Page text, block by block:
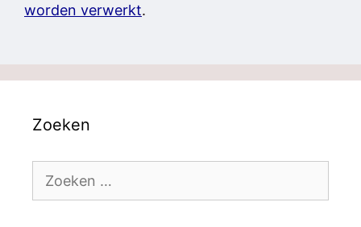
worden verwerkt.
Zoeken
naar: